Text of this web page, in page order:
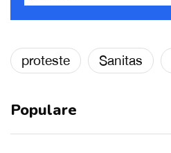
proteste Sanitas
Populare